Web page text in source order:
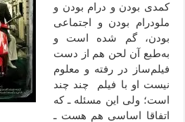
کمدی بودن و درام بودن و
ملودرام بودن و اجتماعی
بودن، گم شده است و
به‌طبع آن لحن هم از دست
فیلم‌ساز در رفته و معلوم
نیست او با فیلم چند چند
است؛ ولی این مسئله ـ که
اتفاقا اساسی هم هست ـ